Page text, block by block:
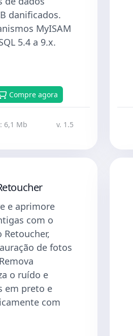
danificados.
MyISAM
5.4 a 9.x.
Compre agora
6,1 Mb v. 1.5
e aprimore
com o
de fotos
o ruído e
em preto e
com